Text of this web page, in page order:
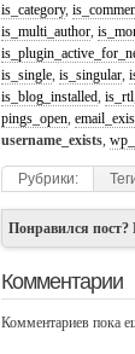
is_category,
is_multi_author,
is_single, is_singular,
is_blog_installed, is_rtl,
pings_open,
username_exists,
Рубрики:
Понравился
Комментарии
Комментариев пока